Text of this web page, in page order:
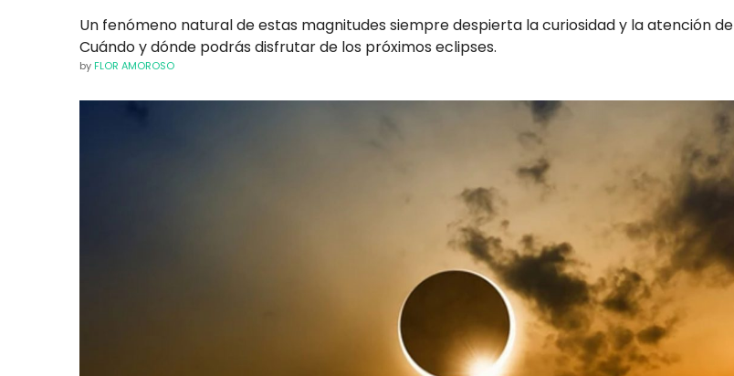
Un fenómeno natural de estas magnitudes siempre despierta la curiosidad y la atención
Cuándo y dónde podrás disfrutar de los próximos eclipses.
by FLOR AMOROSO